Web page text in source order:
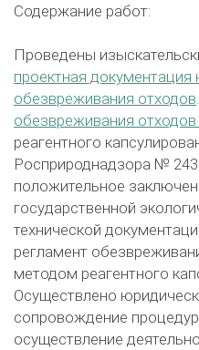
Содержание работ:
Проведены
проектная документация
обезвреживания отходов
обезвреживания отходов
реагентного
Росприроднадзора №
положительное
государственной
технической
регламент
методом реагентного
Осуществлено
сопровождение
осуществление